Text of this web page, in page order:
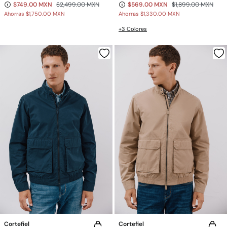
$749.00 MXN $2,499.00 MXN
Ahorras $1,750.00 MXN
$569.00 MXN $1,899.00 MXN
Ahorras $1,330.00 MXN
+3 Colores
Cortefiel Cortefiel